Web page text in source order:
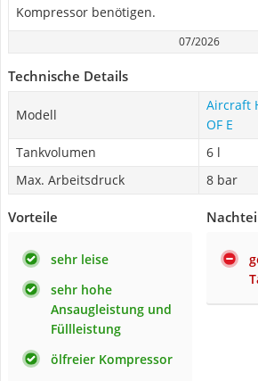
Kompressor benötigen.
07/2026
Technische Details
Modell
Aircraft
OF E
Tankvolumen
6 l
Max. Arbeitsdruck
8 bar
Vorteile
sehr leise
sehr hohe
Ansaugleistung und
Füllleistung
ölfreier Kompressor